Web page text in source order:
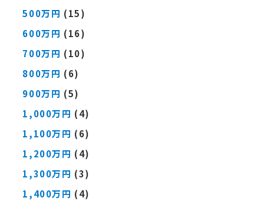
500万円 (15)
600万円 (16)
700万円 (10)
800万円 (6)
900万円 (5)
1,000万円 (4)
1,100万円 (6)
1,200万円 (4)
1,300万円 (3)
1,400万円 (4)